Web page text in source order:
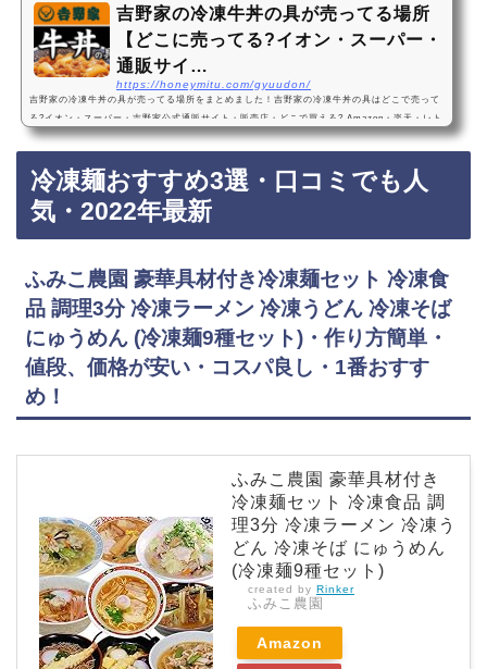
吉野家の冷凍牛丼の具が売ってる場所
【どこに売ってる?イオン・スーパー・
通販サイ…
https://honeymitu.com/gyuudon/
吉野家の冷凍牛丼の具が売ってる場所をまとめました！吉野家の冷凍牛丼の具はどこで売って
る?イオン・スーパー・吉野家公式通販サイト・販売店・どこで買える? Amazon・楽天・レト
ルト・売ってない?吉野家の冷凍牛丼の具は、イオンなどのスーパーに売っています！店舗に
凍牛丼の具が手軽に買えておすすめです！吉野家の冷凍牛丼の具などおすすめ3選・口コミで
も人気・冷凍食品吉野家 牛丼 冷凍食品 (レンジ・湯せん調理OK)・おいしい・値段、価格…
冷凍麺おすすめ3選・口コミでも人
気・2022年最新
ふみこ農園 豪華具材付き冷凍麺セット 冷凍食
品 調理3分 冷凍ラーメン 冷凍うどん 冷凍そば
にゅうめん (冷凍麺9種セット)・作り方簡単・
値段、価格が安い・コスパ良し・1番おすす
め！
ふみこ農園 豪華具材付き
冷凍麺セット 冷凍食品 調
理3分 冷凍ラーメン 冷凍う
どん 冷凍そば にゅうめん
(冷凍麺9種セット)
created by Rinker
ふみこ農園
Amazon